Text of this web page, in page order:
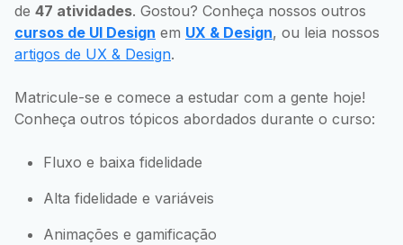
de 47 atividades. Gostou? Conheça nossos outros
cursos de UI Design em UX & Design, ou leia nossos
artigos de UX & Design.
Matricule-se e comece a estudar com a gente hoje!
Conheça outros tópicos abordados durante o curso:
Fluxo e baixa fidelidade
Alta fidelidade e variáveis
Animações e gamificação